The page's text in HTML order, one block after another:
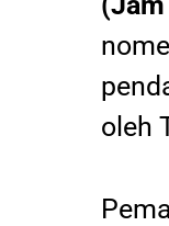
oleh